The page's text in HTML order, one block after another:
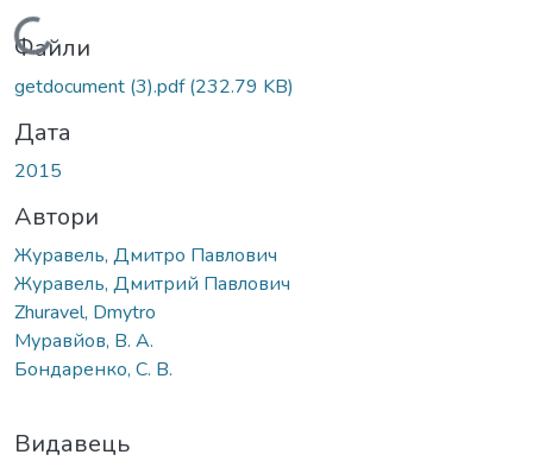
Вантажиться...
Файли
getdocument (3).pdf(232.79 KB)
Дата
2015
Автори
Журавель, Дмитро Павлович
Журавель, Дмитрий Павлович
Zhuravel, Dmytro
Муравйов, В. А.
Бондаренко, С. В.
Видавець